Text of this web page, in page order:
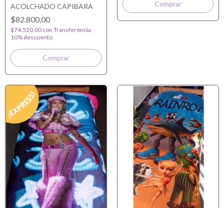
ACOLCHADO CAPIBARA
$82.800,00
$74.520,00 con Transferencia
10% descuento